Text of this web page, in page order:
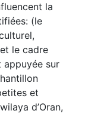
la
(le
le cadre
sur
et
d’Oran,